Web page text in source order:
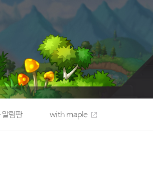
자유게시판
메이플 아트
플스토리 파트너스
AI Style Finder
미니게임
커뮤니티 아카이브
영상
알림판 with maple